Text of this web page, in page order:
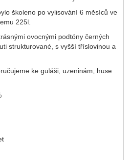
školeno po vylisování 6 měsíců ve
225l.
ovocnými podtóny černých
strukturované, s vyšší tříslovinou a
ke guláši, uzeninám, huse